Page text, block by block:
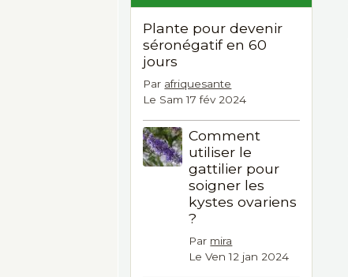
Plante pour devenir
séronégatif en 60
jours
Par afriquesante
Le Sam 17 fév 2024
Comment
utiliser le
gattilier pour
soigner les
kystes ovariens
?
Par mira
Le Ven 12 jan 2024